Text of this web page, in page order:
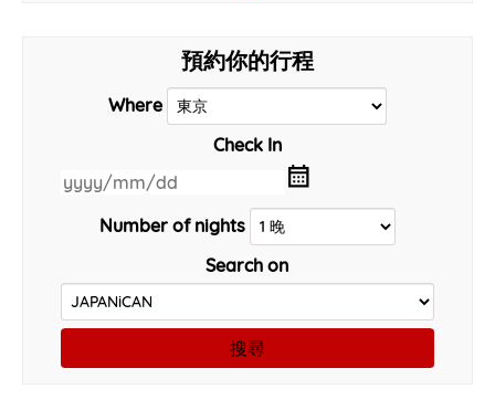
預約你的行程
Where
Check In
Number of nights
Search on
搜尋